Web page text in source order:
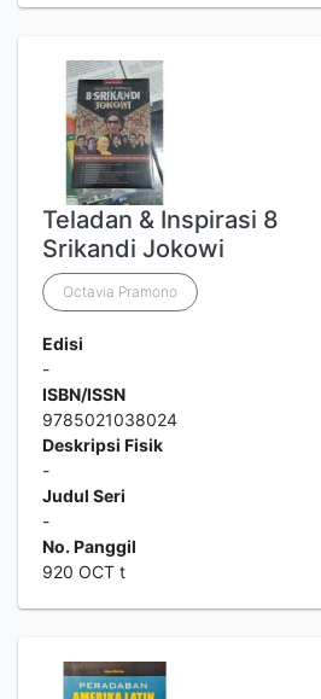
Teladan & Inspirasi 8
Srikandi Jokowi
Octavia Pramono
Edisi
-
ISBN/ISSN
9785021038024
Deskripsi Fisik
-
Judul Seri
-
No. Panggil
920 OCT t